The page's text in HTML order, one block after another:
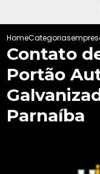
HomeCategorias
Contato
Portão
Parnaíba